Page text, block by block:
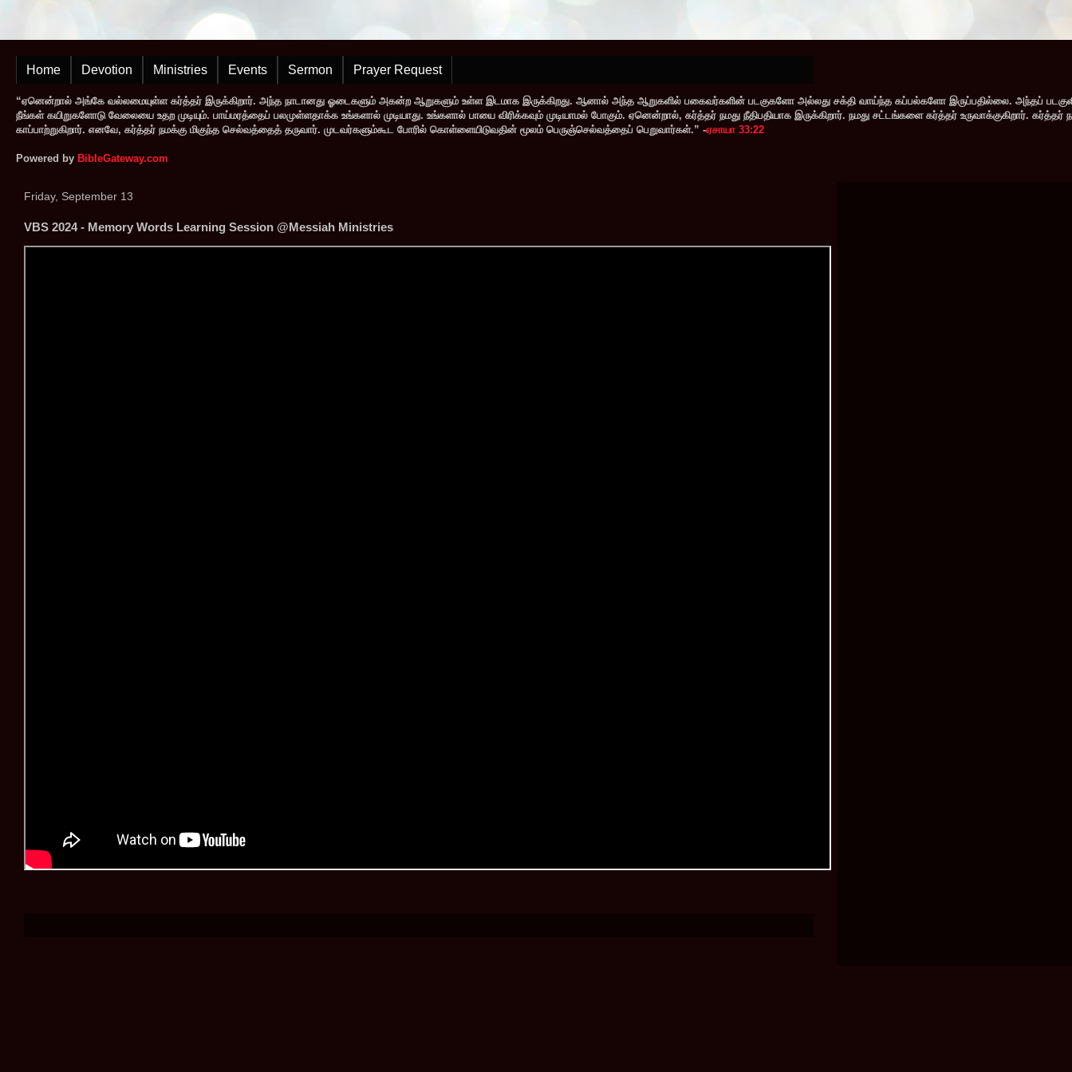
Home Devotion Ministries Events Sermon Prayer Request
“ஏனென்றால் அங்கே வல்லமையுள்ள கர்த்தர் இருக்கிறார். அந்த நாடானது ஓடைகளும் அகன்ற ஆறுகளும் உள்ள இடமாக இருக்கிறது. ஆனால் அந்த ஆறுகளில் பகைவர்களின் படகுகளோ அல்லது சக்தி வாய்ந்த கப்பல்களோ இருப்பதில்லை. அந்தப்
நீங்கள் கயிறுகளோடு வேலையை உதற முடியும். பாய்மரத்தைப் பலமுள்ளதாக்க உங்களால் முடியாது. உங்களால் பாயை விரிக்கவும் முடியாமல் போகும். ஏனென்றால், கர்த்தர் நமது நீதிபதியாக இருக்கிறார். நமது சட்டங்களை கர்த்தர் உருவாக்குகிறார்.
காப்பாற்றுகிறார். எனவே, கர்த்தர் நமக்கு மிகுந்த செல்வத்தைத் தருவார். முடவர்களும்கூட போரில் கொள்ளையிடுவதின் மூலம் பெருஞ்செல்வத்தைப் பெறுவார்கள்.” -ஏசாயா 33:22
Powered by BibleGateway.com
Friday, September 13
VBS 2024 - Memory Words Learning Session @Messiah Ministries